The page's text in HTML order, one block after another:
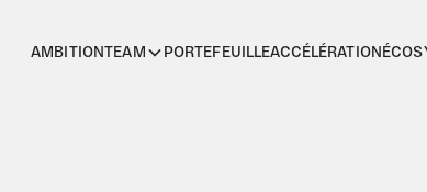
AMBITIONTEAM PORTEFEUILLEACCÉLÉRATION